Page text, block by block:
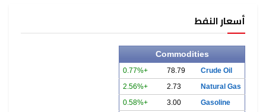
أسعار النفط
Commodities
Crude Oil
78.79
+0.77%
Natural Gas
2.73
+2.56%
Gasoline
3.00
+0.58%